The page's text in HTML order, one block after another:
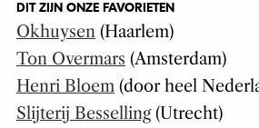
DIT ZIJN ONZE FAVORIETEN
Okhuysen(Haarlem)
Ton Overmars (Amsterdam)
Henri Bloem(door heel
Slijterij Besselling(Utrecht)